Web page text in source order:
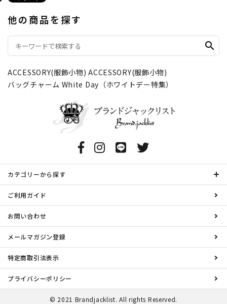
他の商品を探す
search
ACCESSORY(服飾小物) ACCESSORY(服飾小物)
バッグチャーム White Day（ホワイトデー特集）
カテゴリーから探す
ご利用ガイド
お問い合わせ
メールマガジン登録
特定商取引法表示
プライバシーポリシー
© 2021 Brandjacklist. All rights Reserved.